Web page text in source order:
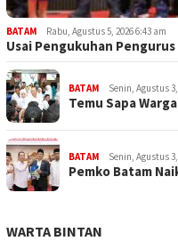
BATAM Rabu, Agustus 5, 2026 6:43 am
Usai Pengukuhan
BATAM Senin, Agustus
Temu Sapa
BATAM Senin, Agustus
Pemko Batam
WARTA BINTAN